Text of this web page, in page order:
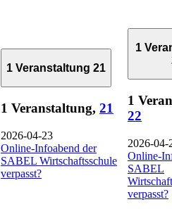
1 Veranstaltung 21
1 Veranstaltung, 21
2026-04-23
Online-Infoabend der
SABEL Wirtschaftsschule
verpasst?
1
1
22
2026-04-
Online-
SABEL
verpasst?